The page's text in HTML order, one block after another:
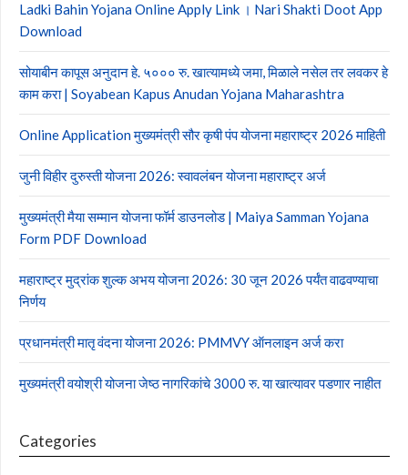
Ladki Bahin Yojana Online Apply Link । Nari Shakti Doot App
Download
सोयाबीन कापूस अनुदान हे. ५००० रु. खात्यामध्ये जमा, मिळाले नसेल तर लवकर हे
काम करा | Soyabean Kapus Anudan Yojana Maharashtra
Online Application मुख्यमंत्री सौर कृषी पंप योजना महाराष्ट्र 2026 माहिती
जुनी विहीर दुरुस्ती योजना 2026: स्वावलंबन योजना महाराष्ट्र अर्ज
मुख्यमंत्री मैया सम्मान योजना फॉर्म डाउनलोड | Maiya Samman Yojana
Form PDF Download
महाराष्ट्र मुद्रांक शुल्क अभय योजना 2026: 30 जून 2026 पर्यंत वाढवण्याचा
निर्णय
प्रधानमंत्री मातृ वंदना योजना 2026: PMMVY ऑनलाइन अर्ज करा
मुख्यमंत्री वयोश्री योजना जेष्ठ नागरिकांचे 3000 रु. या खात्यावर पडणार नाहीत
Categories